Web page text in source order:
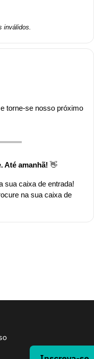
inválidos.
e torne-se nosso próximo
Até amanhã! 👋
sua caixa de entrada!
na sua caixa de